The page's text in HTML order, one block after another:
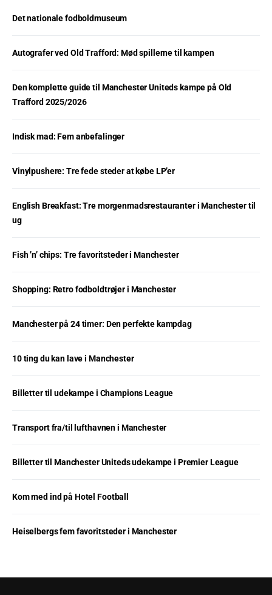
Det nationale fodboldmuseum
Autografer ved Old Trafford: Mød spillerne til kampen
Den komplette guide til Manchester Uniteds kampe på Old
Trafford 2025/2026
Indisk mad: Fem anbefalinger
Vinylpushere: Tre fede steder at købe LP’er
English Breakfast: Tre morgenmadsrestauranter i Manchester til
ug
Fish ’n’ chips: Tre favoritsteder i Manchester
Shopping: Retro fodboldtrøjer i Manchester
Manchester på 24 timer: Den perfekte kampdag
10 ting du kan lave i Manchester
Billetter til udekampe i Champions League
Transport fra/til lufthavnen i Manchester
Billetter til Manchester Uniteds udekampe i Premier League
Kom med ind på Hotel Football
Heiselbergs fem favoritsteder i Manchester